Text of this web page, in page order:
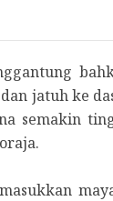
jatuh ke
semakin